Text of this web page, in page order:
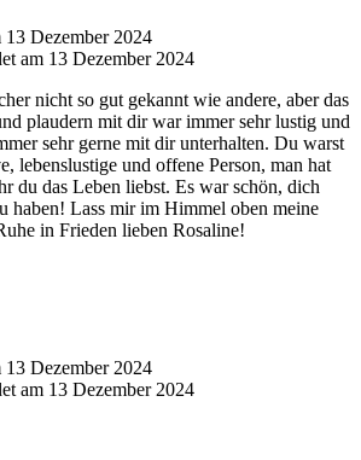
13 Dezember 2024
am 13 Dezember 2024
nicht so gut gekannt wie andere, aber das
plaudern mit dir war immer sehr lustig und
sehr gerne mit dir unterhalten. Du warst
lebenslustige und offene Person, man hat
du das Leben liebst. Es war schön, dich
haben! Lass mir im Himmel oben meine
in Frieden lieben Rosaline!
13 Dezember 2024
am 13 Dezember 2024